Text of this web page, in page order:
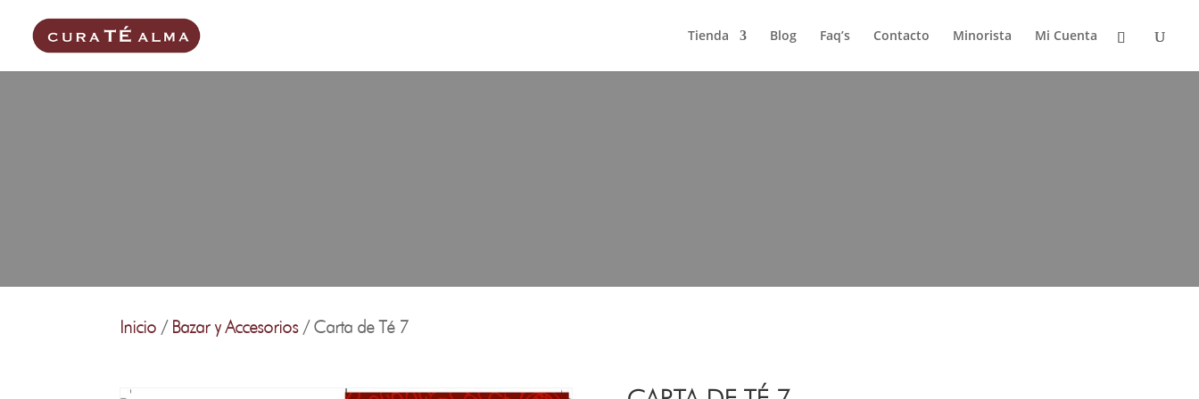
Tienda Blog Faq’s Contacto Minorista Mi Cuenta
Inicio / Bazar y Accesorios/ Carta de Té 7